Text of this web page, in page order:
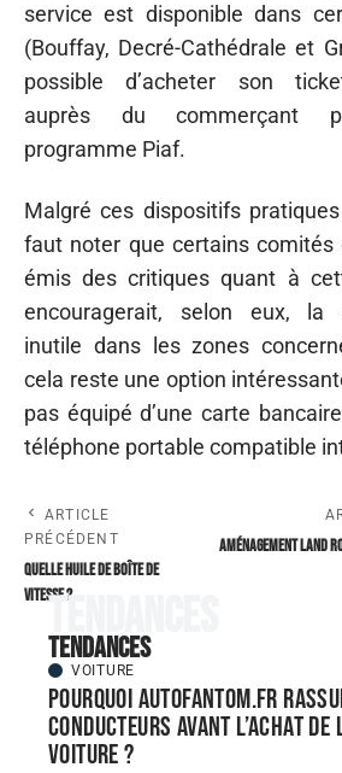
service est disponible dans
(Bouffay, Decré-Cathédrale et
possible d’acheter son
auprès du commerçant
programme Piaf.
Malgré ces dispositifs
faut noter que certains comités
émis des critiques quant à
encouragerait, selon eux, la
inutile dans les zones
cela reste une option
pas équipé d’une carte
téléphone portable compatible
ARTICLE
PRÉCÉDENT
Quelle huile de boîte de
vitesse ?
Aménagement Land
Tendances
Tendances
VOITURE
Pourquoi autofantom.fr
conducteurs avant l’achat de
voiture ?